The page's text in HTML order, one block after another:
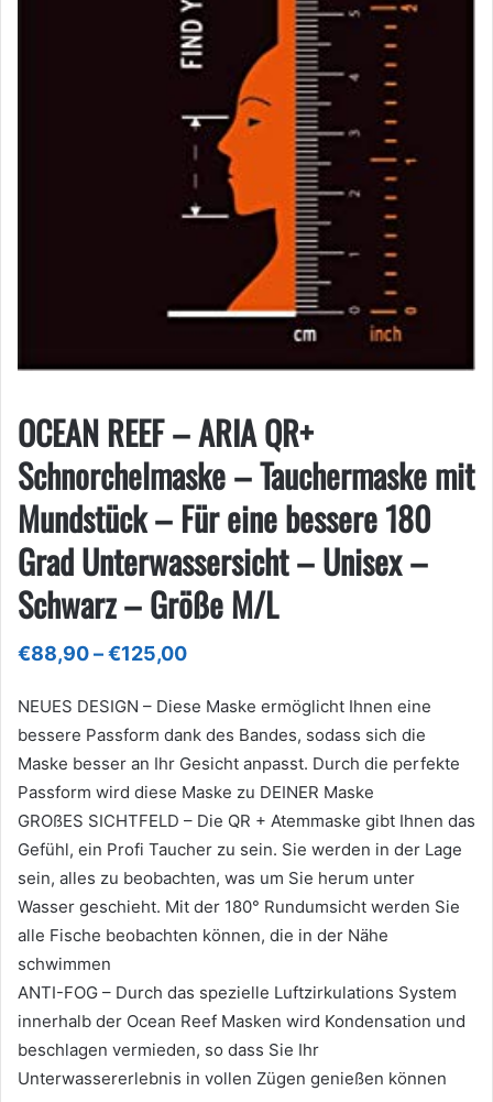
OCEAN REEF – ARIA QR+
Schnorchelmaske – Tauchermaske mit
Mundstück – Für eine bessere 180
Grad Unterwassersicht – Unisex –
Schwarz – Größe M/L
€88,90–€125,00Preisspanne:
bis
NEUES DESIGN – Diese Maske ermöglicht Ihnen eine
bessere Passform dank des Bandes, sodass sich die
Maske besser an Ihr Gesicht anpasst. Durch die perfekte
Passform wird diese Maske zu DEINER Maske
GROßES SICHTFELD – Die QR + Atemmaske gibt Ihnen das
Gefühl, ein Profi Taucher zu sein. Sie werden in der Lage
sein, alles zu beobachten, was um Sie herum unter
Wasser geschieht. Mit der 180° Rundumsicht werden Sie
alle Fische beobachten können, die in der Nähe
schwimmen
ANTI-FOG – Durch das spezielle Luftzirkulations System
innerhalb der Ocean Reef Masken wird Kondensation und
beschlagen vermieden, so dass Sie Ihr
Unterwassererlebnis in vollen Zügen genießen können